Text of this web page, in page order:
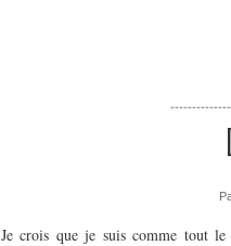
Je crois que je suis comme tout